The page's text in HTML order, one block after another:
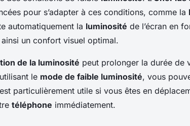
pour s’adapter à ces conditions, comme la
automatiquement la luminosité de l’écran en
un confort visuel optimal.
de la luminosité peut prolonger la durée de
le mode de faible luminosité, vous
particulièrement utile si vous êtes en
téléphone immédiatement.